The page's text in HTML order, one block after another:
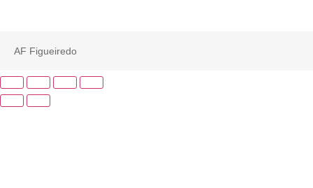
AF Figueiredo